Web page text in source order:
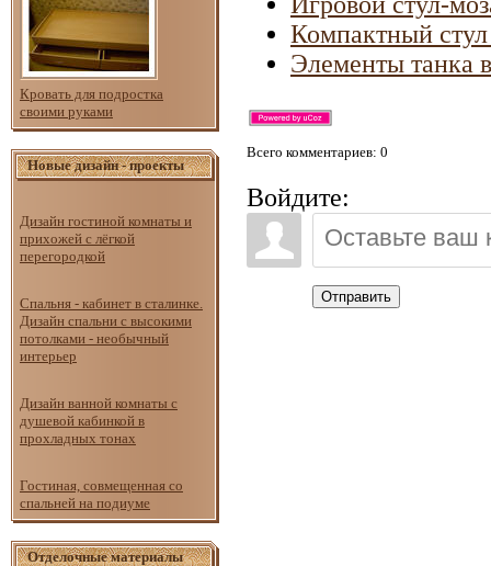
Кровать для подростка
своими руками
Новые дизайн - проекты
Дизайн гостиной комнаты и
прихожей с лёгкой
перегородкой
Спальня - кабинет в сталинке.
Дизайн спальни с высокими
потолками - необычный
интерьер
Дизайн ванной комнаты с
душевой кабинкой в
прохладных тонах
Гостиная, совмещенная со
спальней на подиуме
Отделочные материалы
Компактный
Элементы танка
Всего комментариев: 0
Войдите:
Отправить